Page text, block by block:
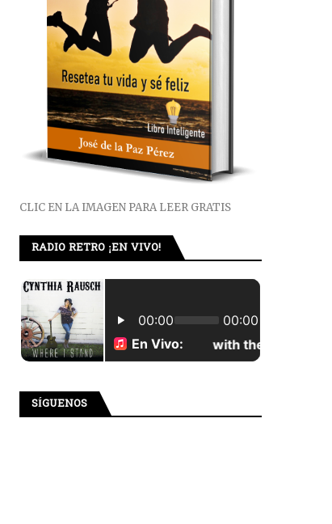
CLIC EN LA IMAGEN PARA LEER GRATIS
RADIO RETRO ¡EN VIVO!
SÍGUENOS